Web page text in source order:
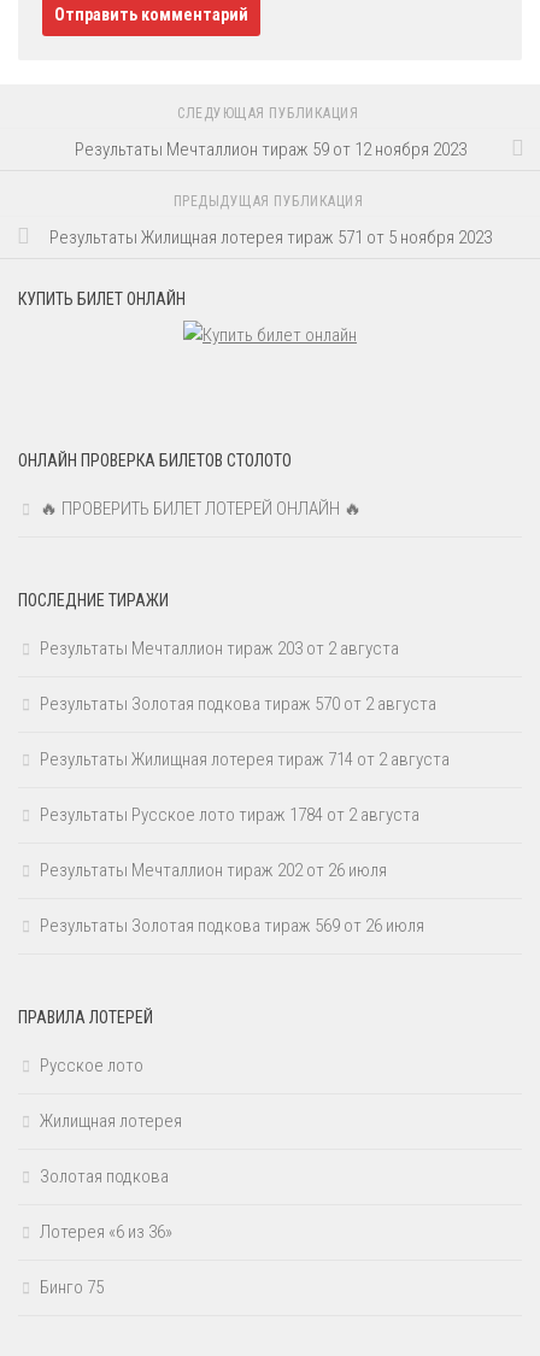
СЛЕДУЮЩАЯ ПУБЛИКАЦИЯ
Результаты Мечталлион тираж 59 от 12 ноября 2023
ПРЕДЫДУЩАЯ ПУБЛИКАЦИЯ
Результаты Жилищная лотерея тираж 571 от 5 ноября 2023
КУПИТЬ БИЛЕТ ОНЛАЙН
ОНЛАЙН ПРОВЕРКА БИЛЕТОВ СТОЛОТО
🔥 ПРОВЕРИТЬ БИЛЕТ ЛОТЕРЕЙ ОНЛАЙН 🔥
ПОСЛЕДНИЕ ТИРАЖИ
Результаты Мечталлион тираж 203 от 2 августа
Результаты Золотая подкова тираж 570 от 2 августа
Результаты Жилищная лотерея тираж 714 от 2 августа
Результаты Русское лото тираж 1784 от 2 августа
Результаты Мечталлион тираж 202 от 26 июля
Результаты Золотая подкова тираж 569 от 26 июля
ПРАВИЛА ЛОТЕРЕЙ
Русское лото
Жилищная лотерея
Золотая подкова
Лотерея «6 из 36»
Бинго 75